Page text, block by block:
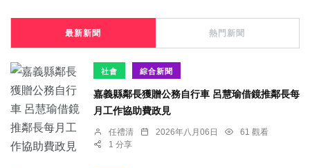
最新新聞 熱門新聞
社會 綜合新聞
嘉義縣鄰長獲贈公務自行車 呂慧瑜借鏡推鄰長每
月工作協助費政見
任禮清 2026年八月06日
61 觀看
1 分享